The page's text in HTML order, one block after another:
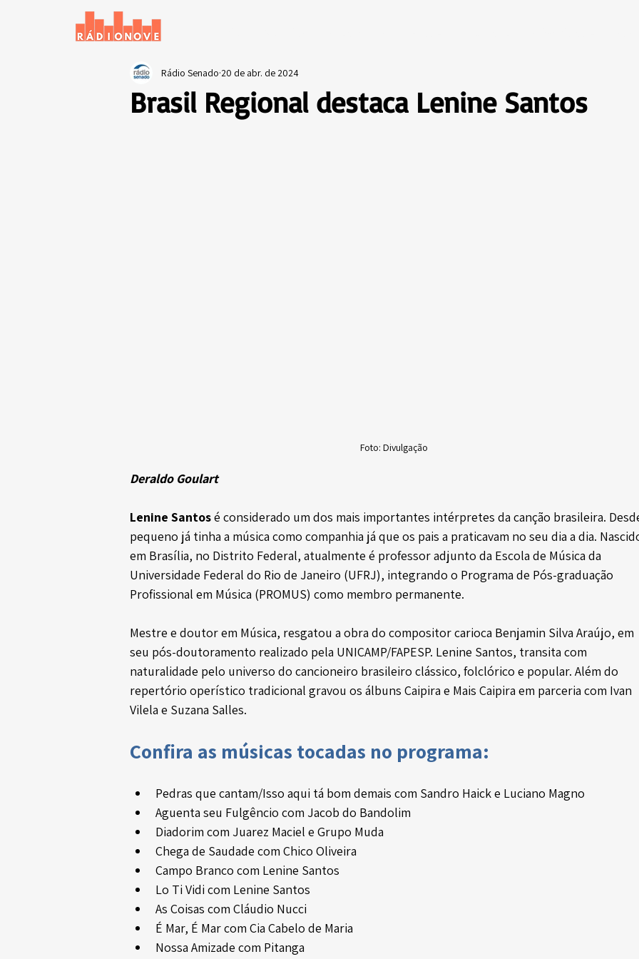
Brasil Regional destaca Lenine Santos
Rádio Senado 20 de abr. de 2024
Foto: Divulgação
Deraldo Goulart
Lenine Santos é considerado um dos mais importantes intérpretes da canção brasileira.
pequeno já tinha a música como companhia já que os pais a praticavam no seu dia a dia.
em Brasília, no Distrito Federal, atualmente é professor adjunto da Escola de Música da
Universidade Federal do Rio de Janeiro (UFRJ), integrando o Programa de Pós-graduação
Profissional em Música (PROMUS) como membro permanente.
Mestre e doutor em Música, resgatou a obra do compositor carioca Benjamin Silva Araújo, em
seu pós-doutoramento realizado pela UNICAMP/FAPESP. Lenine Santos, transita com
naturalidade pelo universo do cancioneiro brasileiro clássico, folclórico e popular. Além do
repertório operístico tradicional gravou os álbuns Caipira e Mais Caipira em parceria com Ivan
Vilela e Suzana Salles.
Confira as músicas tocadas no programa:
Pedras que cantam/Isso aqui tá bom demais com Sandro Haick e Luciano Magno
Aguenta seu Fulgêncio com Jacob do Bandolim
Diadorim com Juarez Maciel e Grupo Muda
Chega de Saudade com Chico Oliveira
Campo Branco com Lenine Santos
Lo Ti Vidi com Lenine Santos
As Coisas com Cláudio Nucci
É Mar, É Mar com Cia Cabelo de Maria
Nossa Amizade com Pitanga